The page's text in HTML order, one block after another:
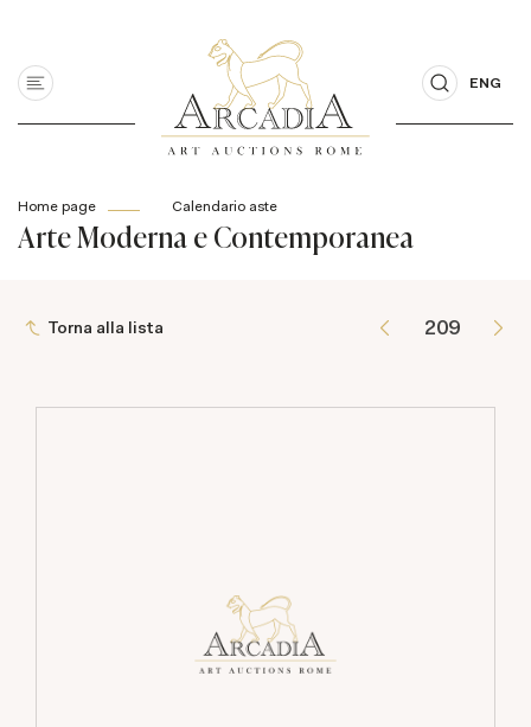
ENG
Home page Calendario aste
Arte Moderna e Contemporanea
Torna alla lista